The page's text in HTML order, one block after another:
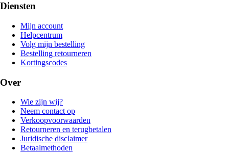
Diensten
Mijn account
Helpcentrum
Volg mijn bestelling
Bestelling retourneren
Kortingscodes
Over
Wie zijn wij?
Neem contact op
Verkoopvoorwaarden
Retourneren en terugbetalen
Juridische disclaimer
Betaalmethoden